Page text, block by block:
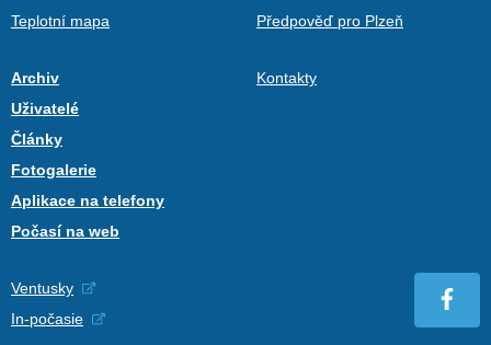
Teplotní mapa
Předpověď pro Plzeň
Archiv
Uživatelé
Články
Fotogalerie
Aplikace na telefony
Počasí na web
Kontakty
Ventusky
In-počasie